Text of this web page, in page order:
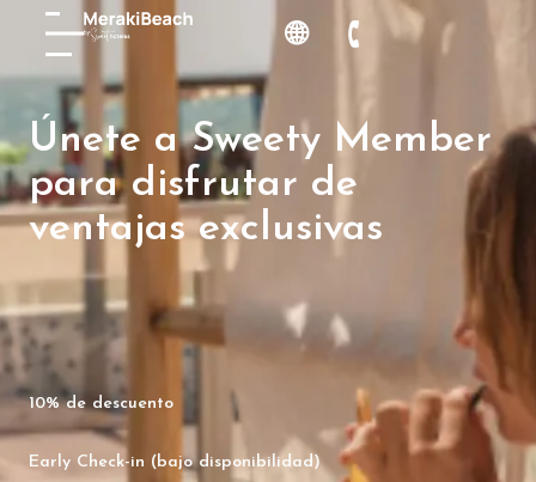
Únete a Sweety Member
para disfrutar de
ventajas exclusivas
10% de descuento
Early Check-in (bajo disponibilidad)